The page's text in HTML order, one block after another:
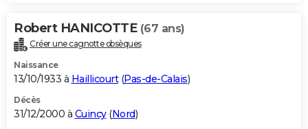
Robert HANICOTTE (67 ans)
Créer une cagnotte obsèques
Naissance
13/10/1933 à Haillicourt(Pas-de-Calais)
Décès
31/12/2000 à Cuincy(Nord)